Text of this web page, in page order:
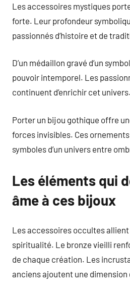
Les accessoires mystiques
forte. Leur profondeur
passionnés d’histoire et de
D’un médaillon gravé d’un
pouvoir intemporel. Les
continuent d’enrichir cet univers.
Porter un bijou gothique offre
forces invisibles. Ces
symboles d’un univers entre
Les éléments qui
âme à ces bijoux
Les accessoires occultes
spiritualité. Le bronze vieilli
de chaque création. Les
anciens ajoutent une